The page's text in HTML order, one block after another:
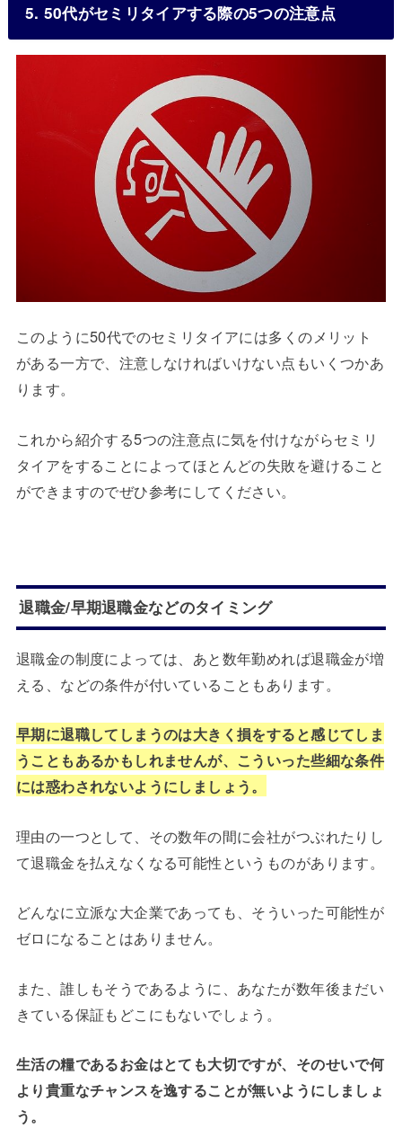
5. 50代がセミリタイアする際の5つの注意点
このように50代でのセミリタイアには多くのメリット
がある一方で、注意しなければいけない点もいくつかあ
ります。
これから紹介する5つの注意点に気を付けながらセミリ
タイアをすることによってほとんどの失敗を避けること
ができますのでぜひ参考にしてください。
退職金/早期退職金などのタイミング
退職金の制度によっては、あと数年勤めれば退職金が増
える、などの条件が付いていることもあります。
早期に退職してしまうのは大きく損をすると感じてしま
うこともあるかもしれませんが、こういった些細な条件
には惑わされないようにしましょう。
理由の一つとして、その数年の間に会社がつぶれたりし
て退職金を払えなくなる可能性というものがあります。
どんなに立派な大企業であっても、そういった可能性が
ゼロになることはありません。
また、誰しもそうであるように、あなたが数年後まだい
きている保証もどこにもないでしょう。
生活の糧であるお金はとても大切ですが、そのせいで何
より貴重なチャンスを逸することが無いようにしましょ
う。